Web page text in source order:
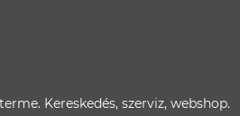
Kereskedés, szerviz, webshop.